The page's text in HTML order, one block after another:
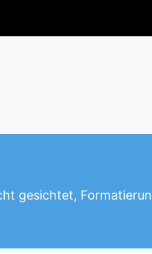
gesichtet,